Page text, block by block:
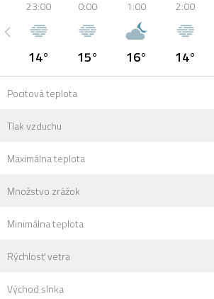
23:00
14°
0:00
15°
1:00
16°
2:00
14°
Pocitová teplota
Tlak vzduchu
Maximálna teplota
Množstvo zrážok
Minimálna teplota
Rýchlosť vetra
Východ slnka